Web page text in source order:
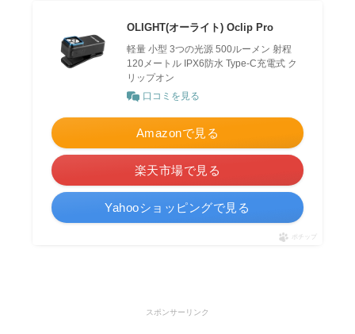
OLIGHT(オーライト) Oclip Pro
軽量 小型 3つの光源 500ルーメン 射程
120メートル IPX6防水 Type-C充電式 ク
リップオン
口コミを見る
Amazonで見る
楽天市場で見る
Yahooショッピングで見る
ポチップ
スポンサーリンク